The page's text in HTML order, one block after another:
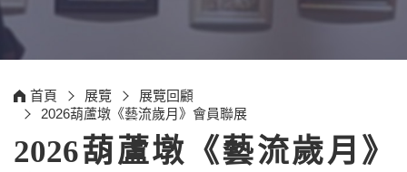
首頁 展覽
展覽回顧
2026葫蘆墩《藝流歲月》會員聯展
2026葫蘆墩《藝流歲月》